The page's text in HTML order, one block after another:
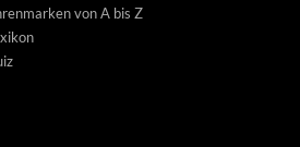
von A bis Z